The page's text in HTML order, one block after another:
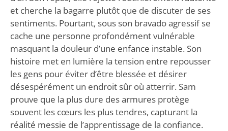
et cherche la bagarre plutôt que de discuter de ses
sentiments. Pourtant, sous son bravado agressif se
cache une personne profondément vulnérable
masquant la douleur d’une enfance instable. Son
histoire met en lumière la tension entre repousser
les gens pour éviter d’être blessée et désirer
désespérément un endroit sûr où atterrir. Sam
prouve que la plus dure des armures protège
souvent les cœurs les plus tendres, capturant la
réalité messie de l’apprentissage de la confiance.